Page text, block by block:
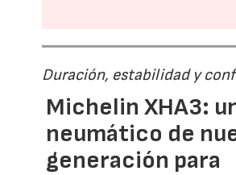
Duración, estabilidad y
Michelin XHA3:
neumático de
generación para